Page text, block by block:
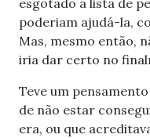
esgotado a lista de
poderiam ajudá-la,
Mas, mesmo então,
iria dar certo no
Teve um
de não estar
era, ou que